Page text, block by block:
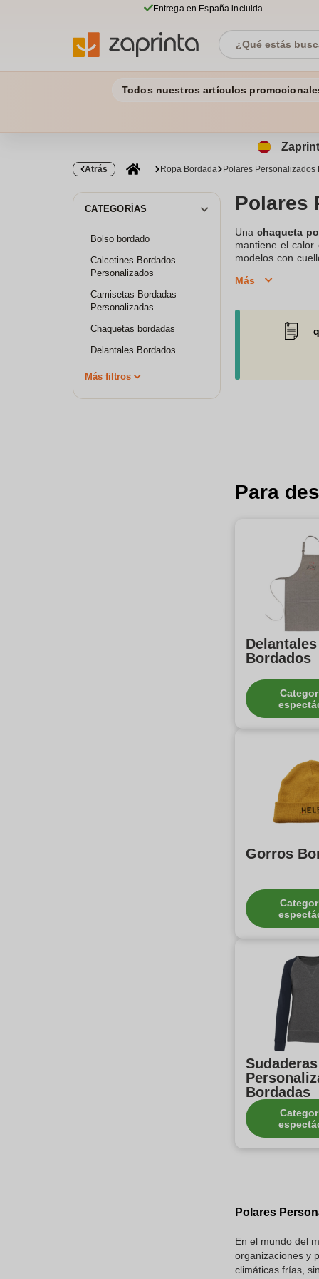
Entrega en España incluida
Todos nuestros artículos
Atrás Ropa Bordada Polares Personalizados
CATEGORÍAS
Bolso bordado
Calcetines Bordados
Personalizados
Camisetas Bordadas
Personalizadas
Chaquetas bordadas
Delantales Bordados
Más filtros
Polares
Unachaqueta
mantiene el
modelos con
Más
Para
Delantales
Bordados
Gorros
Sudaderas
Bordadas
Polares
En el mundo del
organizaciones y
climáticas frías,